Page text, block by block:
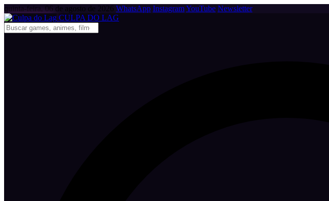
quinta-feira, 06 de agosto de 2026 WhatsApp InstagramYouTube Newsletter
CULPA DO LAG